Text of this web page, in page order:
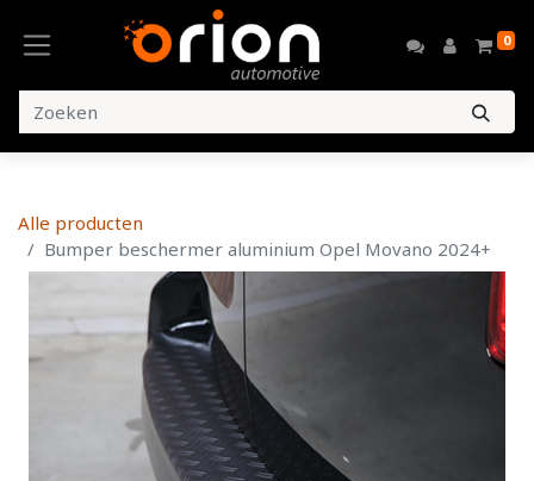
0
Alle producten
Bumper beschermer aluminium Opel Movano 2024+